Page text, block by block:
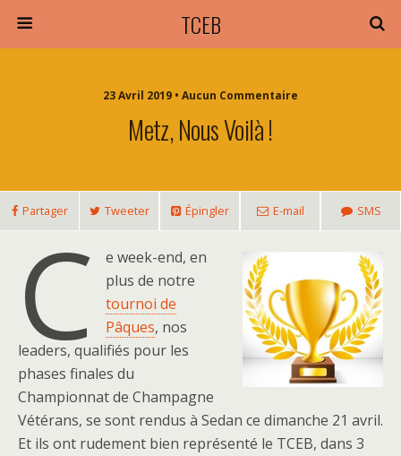
TCEB
23 Avril 2019 • Aucun Commentaire
Metz, Nous Voilà !
Partager Tweeter Épingler E-mail SMS
C
e week-end, en
plus de notre
tournoi de
Pâques, nos
leaders, qualifiés pour les
phases finales du
Championnat de Champagne
Vétérans, se sont rendus à Sedan ce dimanche 21 avril.
Et ils ont rudement bien représenté le TCEB, dans 3